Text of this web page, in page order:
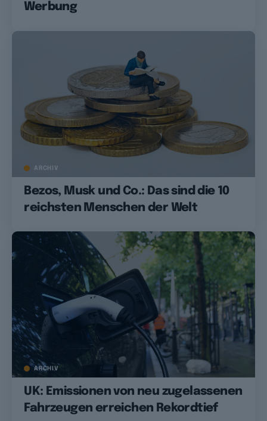
Werbung
ARCHIV
Bezos, Musk und Co.: Das sind die 10
reichsten Menschen der Welt
ARCHIV
UK: Emissionen von neu zugelassenen
Fahrzeugen erreichen Rekordtief